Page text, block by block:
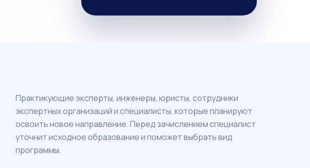
Практикующие эксперты, инженеры, юристы, сотрудники
экспертных организаций и специалисты, которые планируют
освоить новое направление. Перед зачислением специалист
уточнит исходное образование и поможет выбрать вид
программы.